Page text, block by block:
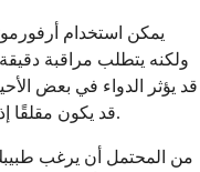
يمكن استخدام
ولكنه يتطلب مراقبة
قد يؤثر الدواء في بعض
قد يكون مقلقًا إذا كنت تعاني بالفعل من مشاكل في القلب.
من المحتمل أن يرغب